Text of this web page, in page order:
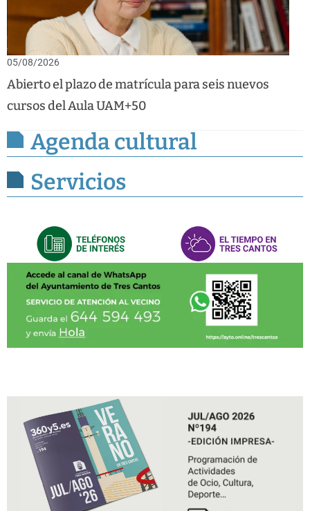
05/08/2026
Abierto el plazo de matrícula para seis nuevos
cursos del Aula UAM+50
Agenda cultural
Servicios